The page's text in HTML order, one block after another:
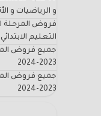
و الرياضيات و
فروض المرحلة
التعليم الابتدائي 2023-2024
جميع فروض
2023-2024
جميع فروض
2023-2024